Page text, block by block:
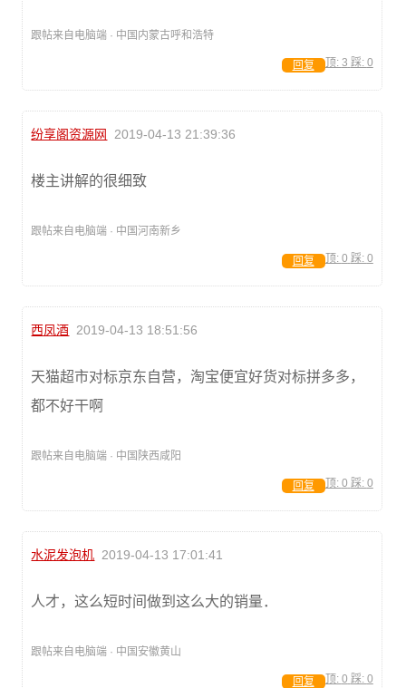
跟帖来自电脑端 · 中国内蒙古呼和浩特
顶: 3 踩: 0
回复
纷享阁资源网 2019-04-13 21:39:36
楼主讲解的很细致
跟帖来自电脑端 · 中国河南新乡
顶: 0 踩: 0
回复
西凤酒 2019-04-13 18:51:56
天猫超市对标京东自营，淘宝便宜好货对标拼多多，
都不好干啊
跟帖来自电脑端 · 中国陕西咸阳
顶: 0 踩: 0
回复
水泥发泡机 2019-04-13 17:01:41
人才，这么短时间做到这么大的销量．
跟帖来自电脑端 · 中国安徽黄山
顶: 0 踩: 0
回复